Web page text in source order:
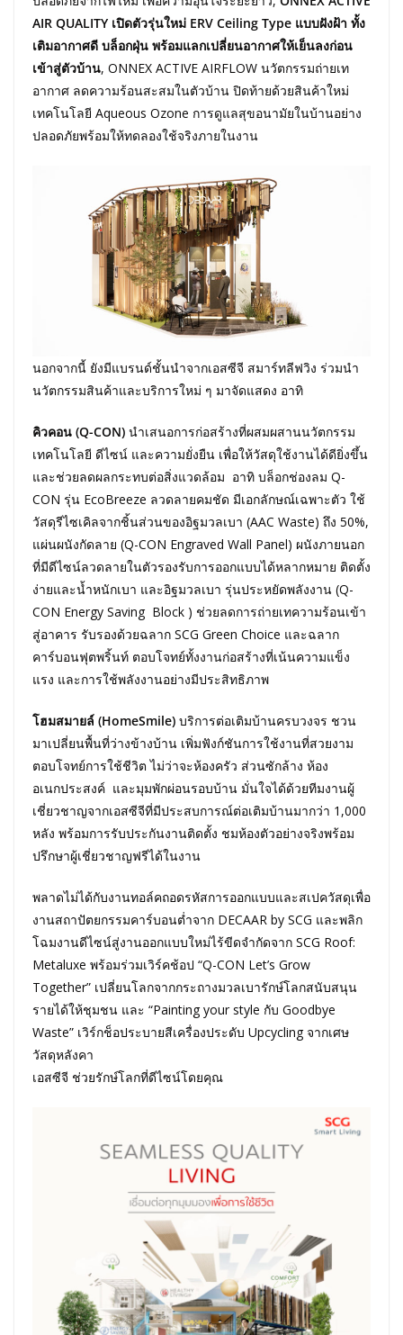
AIR QUALITY เปิดตัวรุ่นใหม่ ERV Ceiling Type แบบฝังฝ้า ทั้ง
เติมอากาศดี บล็อกฝุ่น พร้อมแลกเปลี่ยนอากาศให้เย็นลงก่อน
เข้าสู่ตัวบ้าน, ONNEX ACTIVE AIRFLOW นวัตกรรมถ่ายเท
อากาศ ลดความร้อนสะสมในตัวบ้าน ปิดท้ายด้วยสินค้าใหม่
เทคโนโลยี Aqueous Ozone การดูแลสุขอนามัยในบ้านอย่าง
ปลอดภัยพร้อมให้ทดลองใช้จริงภายในงาน
นอกจากนี้ ยังมีแบรนด์ชั้นนำจากเอสซีจี สมาร์ทลีฟวิง ร่วมนำ
นวัตกรรมสินค้าและบริการใหม่ ๆ มาจัดแสดง อาทิ
คิวคอน (Q-CON) นำเสนอการก่อสร้างที่ผสมผสานนวัตกรรม
เทคโนโลยี ดีไซน์ และความยั่งยืน เพื่อให้วัสดุใช้งานได้ดียิ่งขึ้น
และช่วยลดผลกระทบต่อสิ่งแวดล้อม อาทิ บล็อกช่องลม Q-
CON รุ่น EcoBreeze ลวดลายคมชัด มีเอกลักษณ์เฉพาะตัว ใช้
วัสดุรีไซเคิลจากชิ้นส่วนของอิฐมวลเบา (AAC Waste) ถึง 50%,
แผ่นผนังกัดลาย (Q-CON Engraved Wall Panel) ผนังภายนอก
ที่มีดีไซน์ลวดลายในตัวรองรับการออกแบบได้หลากหมาย ติดตั้ง
ง่ายและน้ำหนักเบา และอิฐมวลเบา รุ่นประหยัดพลังงาน (Q-
CON Energy Saving Block ) ช่วยลดการถ่ายเทความร้อนเข้า
สู่อาคาร รับรองด้วยฉลาก SCG Green Choice และฉลาก
คาร์บอนฟุตพริ้นท์ ตอบโจทย์ทั้งงานก่อสร้างที่เน้นความแข็ง
แรง และการใช้พลังงานอย่างมีประสิทธิภาพ
โฮมสมายล์ (HomeSmile) บริการต่อเติมบ้านครบวงจร ชวน
มาเปลี่ยนพื้นที่ว่างข้างบ้าน เพิ่มฟังก์ชันการใช้งานที่สวยงาม
ตอบโจทย์การใช้ชีวิต ไม่ว่าจะห้องครัว ส่วนซักล้าง ห้อง
อเนกประสงค์ และมุมพักผ่อนรอบบ้าน มั่นใจได้ด้วยทีมงานผู้
เชี่ยวชาญจากเอสซีจีที่มีประสบการณ์ต่อเติมบ้านมากว่า 1,000
หลัง พร้อมการรับประกันงานติดตั้ง ชมห้องตัวอย่างจริงพร้อม
ปรึกษาผู้เชี่ยวชาญฟรีได้ในงาน
พลาดไม่ได้กับงานทอล์คถอดรหัสการออกแบบและสเปควัสดุเพื่อ
งานสถาปัตยกรรมคาร์บอนต่ำจาก DECAAR by SCG และพลิก
โฉมงานดีไซน์สู่งานออกแบบใหม่ไร้ขีดจำกัดจาก SCG Roof:
Metaluxe พร้อมร่วมเวิร์คช้อป “Q-CON Let’s Grow
Together” เปลี่ยนโลกจากกระถางมวลเบารักษ์โลกสนับสนุน
รายได้ให้ชุมชน และ “Painting your style กับ Goodbye
Waste” เวิร์กช็อประบายสีเครื่องประดับ Upcycling จากเศษ
วัสดุหลังคา
เอสซีจี ช่วยรักษ์โลกที่ดีไซน์โดยคุณ